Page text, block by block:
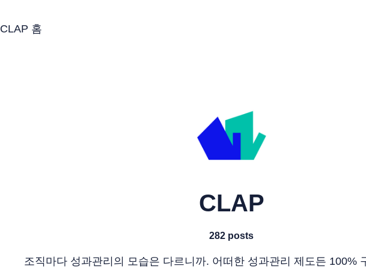
CLAP 홈
CLAP
282 posts
조직마다 성과관리의 모습은 다르니까. 어떠한 성과관리 제도든 100%